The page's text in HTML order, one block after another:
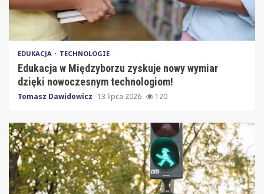
EDUKACJA TECHNOLOGIE
Edukacja w Międzyborzu zyskuje nowy wymiar
dzięki nowoczesnym technologiom!
Tomasz Dawidowicz 13 lipca 2026 120